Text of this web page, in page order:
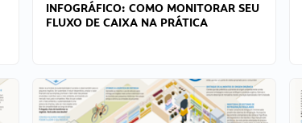
INFOGRÁFICO: COMO MONITORAR SEU
FLUXO DE CAIXA NA PRÁTICA